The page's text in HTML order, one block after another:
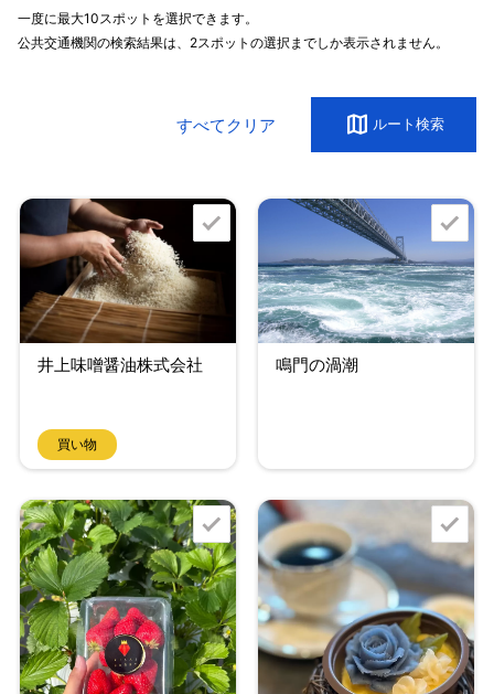
一度に最大10スポットを選択できます。
公共交通機関の検索結果は、2スポットの選択までしか表示されません。
すべてクリア map ルート検索
井上味噌醤油株式会社
買い物
鳴門の渦潮